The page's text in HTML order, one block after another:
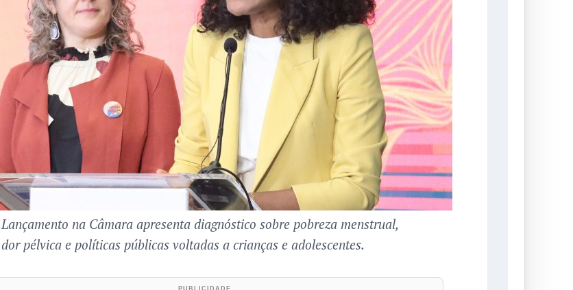
Lançamento na Câmara apresenta diagnóstico sobre pobreza menstrual,
dor pélvica e políticas públicas voltadas a crianças e adolescentes.